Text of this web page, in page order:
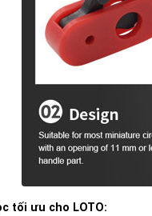
tối ưu cho LOTO: